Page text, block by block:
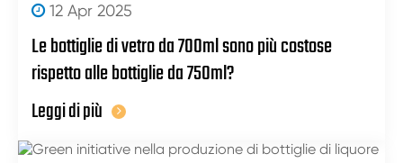
12 Apr 2025
Le bottiglie di vetro da 700ml sono più costose
rispetto alle bottiglie da 750ml?
Leggi di più